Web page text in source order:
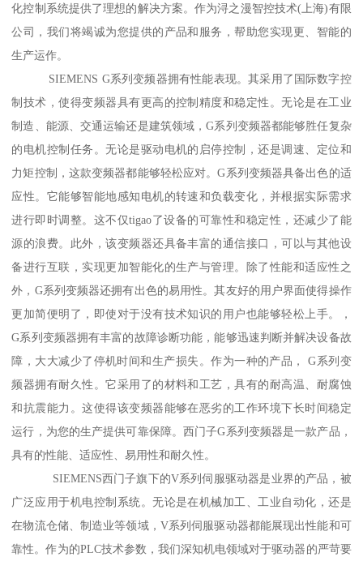
化控制系统提供了理想的解决方案。作为浔之漫智控技术(上海)有限
公司，我们将竭诚为您提供的产品和服务，帮助您实现更、智能的
生产运作。
SIEMENS G系列变频器拥有性能表现。其采用了国际数字控
制技术，使得变频器具有更高的控制精度和稳定性。无论是在工业
制造、能源、交通运输还是建筑领域，G系列变频器都能够胜任复杂
的电机控制任务。无论是驱动电机的启停控制，还是调速、定位和
力矩控制，这款变频器都能够轻松应对。G系列变频器具备出色的适
应性。它能够智能地感知电机的转速和负载变化，并根据实际需求
进行即时调整。这不仅tigao了设备的可靠性和稳定性，还减少了能
源的浪费。此外，该变频器还具备丰富的通信接口，可以与其他设
备进行互联，实现更加智能化的生产与管理。除了性能和适应性之
外，G系列变频器还拥有出色的易用性。其友好的用户界面使得操作
更加简便明了，即使对于没有技术知识的用户也能够轻松上手。，
G系列变频器拥有丰富的故障诊断功能，能够迅速判断并解决设备故
障，大大减少了停机时间和生产损失。作为一种的产品， G系列变
频器拥有耐久性。它采用了的材料和工艺，具有的耐高温、耐腐蚀
和抗震能力。这使得该变频器能够在恶劣的工作环境下长时间稳定
运行，为您的生产提供可靠保障。西门子G系列变频器是一款产品，
具有的性能、适应性、易用性和耐久性。
SIEMENS西门子旗下的V系列伺服驱动器是业界的产品，被
广泛应用于机电控制系统。无论是在机械加工、工业自动化，还是
在物流仓储、制造业等领域，V系列伺服驱动器都能展现出性能和可
靠性。作为的PLC技术参数，我们深知机电领域对于驱动器的严苛要